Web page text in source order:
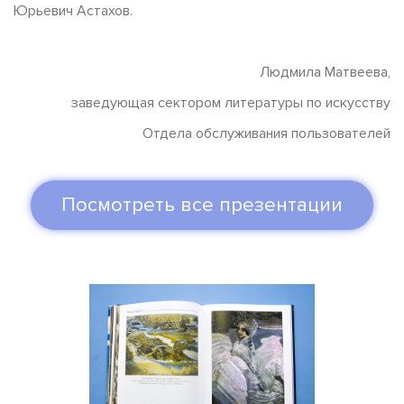
Юрьевич Астахов.
Людмила Матвеева,
заведующая сектором литературы по искусству
Отдела обслуживания пользователей
Посмотреть все презентации